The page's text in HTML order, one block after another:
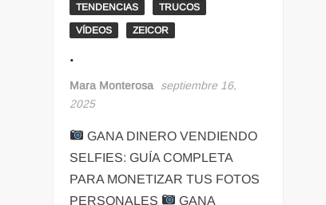
TENDENCIAS TRUCOS
VÍDEOS ZEICOR
.
Mara Monterosa
septiembre 16,
2025
GANA DINERO VENDIENDO
SELFIES: GUÍA COMPLETA
PARA MONETIZAR TUS FOTOS
PERSONALES
GANA